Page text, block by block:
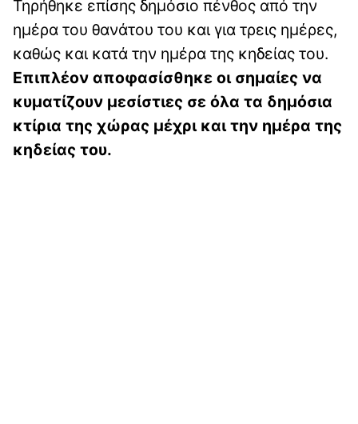
Τηρήθηκε επίσης δημόσιο πένθος από την
ημέρα του θανάτου του και για τρεις ημέρες,
καθώς και κατά την ημέρα της κηδείας του.
Επιπλέον αποφασίσθηκε οι σημαίες να
κυματίζουν μεσίστιες σε όλα τα δημόσια
κτίρια της χώρας μέχρι και την ημέρα της
κηδείας του.